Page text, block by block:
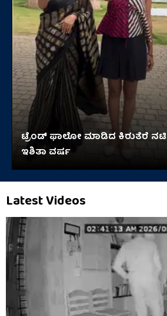
ಟ್ರೆಂಡ್​​ ಫಾಲೋ ಮಾಡಿದ ಕಿರುತೆರೆ ನಟಿ
ಇಶಿತಾ ವರ್ಷ
Latest Videos